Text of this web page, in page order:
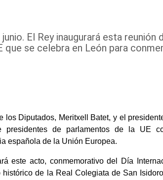
El Rey inaugurará esta reunión
que se celebra en León para
los Diputados, Meritxell Batet, y el
presidentes de parlamentos de la UE
española de la Unión Europea.
este acto, conmemorativo del Día
de la Real Colegiata de San